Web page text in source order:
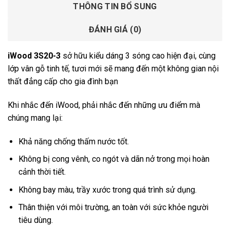
THÔNG TIN BỔ SUNG
ĐÁNH GIÁ (0)
iWood 3S20-3 sở hữu kiểu dáng 3 sóng cao hiện đại, cùng
lớp vân gỗ tinh tế, tươi mới sẽ mang đến một không gian nội
thất đẳng cấp cho gia đình bạn
Khi nhắc đến iWood, phải nhắc đến những ưu điểm mà
chúng mang lại:
Khả năng chống thấm nước tốt.
Không bị cong vênh, co ngót và dãn nở trong mọi hoàn
cảnh thời tiết.
Không bay màu, trầy xước trong quá trình sử dụng.
Thân thiện với môi trường, an toàn với sức khỏe người
tiêu dùng.